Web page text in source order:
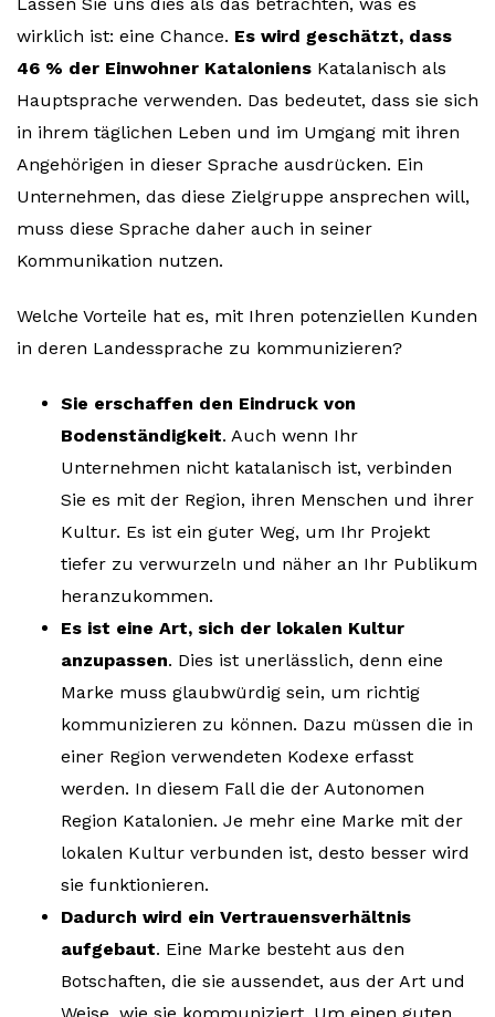
wirklich ist: eine Chance. Es wird geschätzt, dass
46 % der Einwohner Kataloniens Katalanisch als
Hauptsprache verwenden. Das bedeutet, dass sie sich
in ihrem täglichen Leben und im Umgang mit ihren
Angehörigen in dieser Sprache ausdrücken. Ein
Unternehmen, das diese Zielgruppe ansprechen will,
muss diese Sprache daher auch in seiner
Kommunikation nutzen.
Welche Vorteile hat es, mit Ihren potenziellen Kunden
in deren Landessprache zu kommunizieren?
Sie erschaffen den Eindruck von
Bodenständigkeit. Auch wenn Ihr
Unternehmen nicht katalanisch ist, verbinden
Sie es mit der Region, ihren Menschen und ihrer
Kultur. Es ist ein guter Weg, um Ihr Projekt
tiefer zu verwurzeln und näher an Ihr Publikum
heranzukommen.
Es ist eine Art, sich der lokalen Kultur
anzupassen. Dies ist unerlässlich, denn eine
Marke muss glaubwürdig sein, um richtig
kommunizieren zu können. Dazu müssen die in
einer Region verwendeten Kodexe erfasst
werden. In diesem Fall die der Autonomen
Region Katalonien. Je mehr eine Marke mit der
lokalen Kultur verbunden ist, desto besser wird
sie funktionieren.
Dadurch wird ein Vertrauensverhältnis
aufgebaut. Eine Marke besteht aus den
Botschaften, die sie aussendet, aus der Art und
Weise, wie sie kommuniziert. Um einen guten